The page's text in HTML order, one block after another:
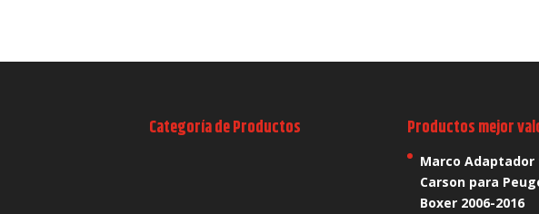
Categoría de Productos Productos mejor
Marco Adaptador
Carson para
Boxer 2006-2016